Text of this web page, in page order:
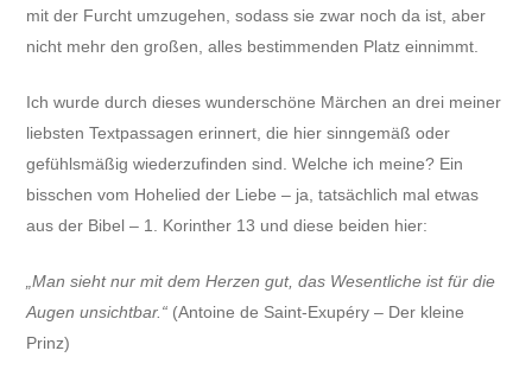
mit der Furcht umzugehen, sodass sie zwar noch da ist, aber
nicht mehr den großen, alles bestimmenden Platz einnimmt.
Ich wurde durch dieses wunderschöne Märchen an drei meiner
liebsten Textpassagen erinnert, die hier sinngemäß oder
gefühlsmäßig wiederzufinden sind. Welche ich meine? Ein
bisschen vom Hohelied der Liebe – ja, tatsächlich mal etwas
aus der Bibel – 1. Korinther 13 und diese beiden hier:
„Man sieht nur mit dem Herzen gut, das Wesentliche ist für die
Augen unsichtbar.“ (Antoine de Saint-Exupéry – Der kleine
Prinz)